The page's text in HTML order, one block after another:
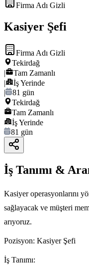
Firma Adı Gizli
Kasiyer Şefi
Firma Adı Gizli
Tekirdağ
|
Tam Zamanlı
|
İş Yerinde
|
81 gün
Tekirdağ
Tam Zamanlı
İş Yerinde
81 gün
İş Tanımı &
Kasiyer operasyonlarını
sağlayacak ve müşteri
arıyoruz.
Pozisyon: Kasiyer Şefi
İş Tanımı: